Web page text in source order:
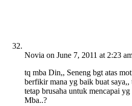
Novia on June 7, 2011 at 2:23
tq mba Din,, Seneng bgt atas
berfikir mana yg baik buat
tetap brusaha untuk mencapai
Mba..?